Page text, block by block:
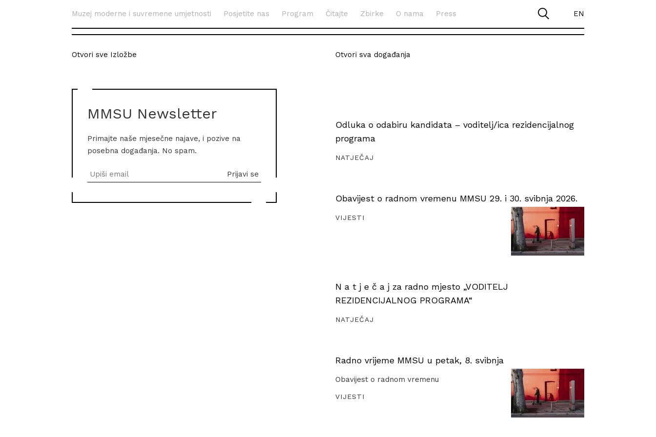
Muzej moderne i suvremene umjetnosti Posjetite nas Program Čitajte Zbirke O nama Press EN
Otvori sve Izložbe
MMSU Newsletter
Primajte naše mjesečne najave, i pozive na
posebna događanja. No spam.
Otvori sva događanja
Odluka o odabiru kandidata – voditelj/ica rezidencijalnog
programa
NATJEČAJ
Obavijest o radnom vremenu MMSU 29. i 30. svibnja 2026.
VIJESTI
N a t j e č a j za radno mjesto „VODITELJ
REZIDENCIJALNOG PROGRAMA“
NATJEČAJ
Radno vrijeme MMSU u petak, 8. svibnja
Obavijest o radnom vremenu
VIJESTI